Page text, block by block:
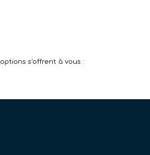
s'offrent à vous :